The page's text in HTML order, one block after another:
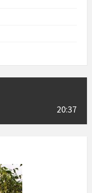
20:37